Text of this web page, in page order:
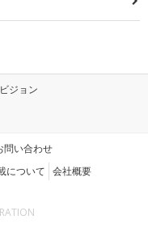
ジョン
問い合わせ
について 会社概要